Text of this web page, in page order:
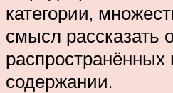
категории,
смысл рассказать
содержании.